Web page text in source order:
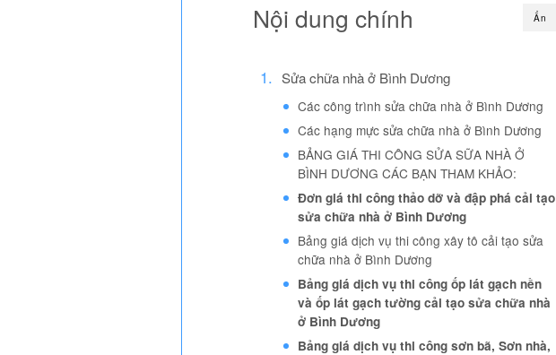
Ẩn
Nội dung chính
Sửa chữa nhà ở Bình Dương
Các công trình sửa chữa nhà ở Bình Dương
Các hạng mực sửa chữa nhà ở Bình Dương
BẢNG GIÁ THI CÔNG SỬA SỮA NHÀ Ở
BÌNH DƯƠNG CÁC BẠN THAM KHẢO:
Đơn giá thi công thảo dỡ và đập phá cải tạo
sửa chữa nhà ở Bình Dương
Bảng giá dịch vụ thi công xây tô cải tạo sửa
chữa nhà ở Bình Dương
Bảng giá dịch vụ thi công ốp lát gạch nền
và ốp lát gạch tường cải tạo sửa chữa nhà
ở Bình Dương
Bảng giá dịch vụ thi công sơn bã, Sơn nhà,